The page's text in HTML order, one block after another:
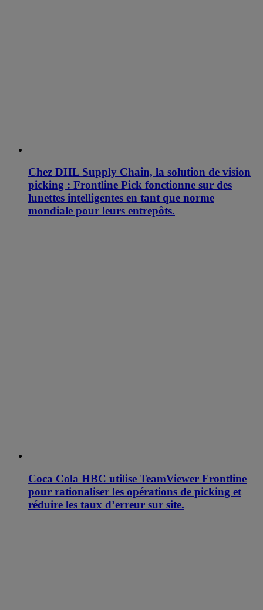
Chez DHL Supply Chain, la solution de vision
picking : Frontline Pick fonctionne sur des
lunettes intelligentes en tant que norme
mondiale pour leurs entrepôts.
Coca Cola HBC utilise TeamViewer Frontline
pour rationaliser les opérations de picking et
réduire les taux d’erreur sur site.